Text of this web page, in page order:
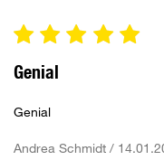
Genial
Genial
Andrea Schmidt /